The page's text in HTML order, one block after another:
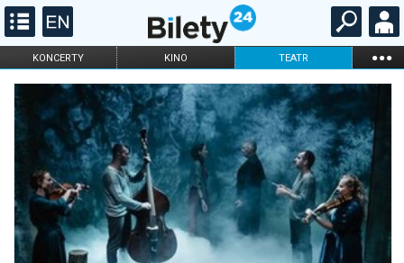
KONCERTY KINO TEATR ...
FILHARMONIA OPERA I BALET
STAND-UP
DLA DZIECI
ONLINE KARNETY